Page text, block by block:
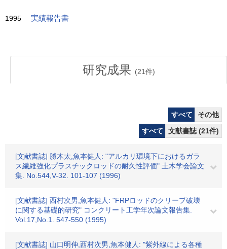
1995 実績報告書
研究成果 (21件)
すべて
その他
すべて
文献書誌 (21件)
[文献書誌] 勝木太,魚本健人: "アルカリ環境下におけるガラ
ス繊維強化プラスチックロッドの耐久性評価" 土木学会論文
集. No.544,V-32. 101-107 (1996)
[文献書誌] 西村次男,魚本健人: "FRPロッドのクリープ破壊
に関する基礎的研究" コンクリート工学年次論文報告集.
Vol.17,No.1. 547-550 (1995)
[文献書誌] 山口明伸,西村次男,魚本健人: "紫外線による各種